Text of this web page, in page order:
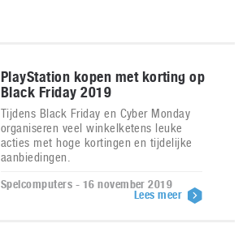
PlayStation kopen met korting op
Black Friday 2019
Tijdens Black Friday en Cyber Monday
organiseren veel winkelketens leuke
acties met hoge kortingen en tijdelijke
aanbiedingen.
Spelcomputers - 16 november 2019
Lees meer